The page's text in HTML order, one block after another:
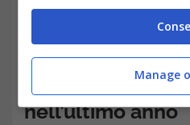
al riguardo.
Un deciso
nell’ultimo anno
Manage